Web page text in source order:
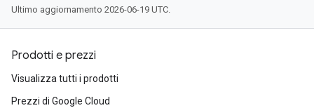
Ultimo aggiornamento 2026-06-19 UTC.
Prodotti e prezzi
Visualizza tutti i prodotti
Prezzi di Google Cloud